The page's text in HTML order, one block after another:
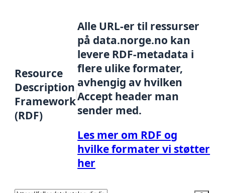
Resource
Description
Framework
(RDF)
Alle URL-er til ressurser
på data.norge.no kan
levere RDF-metadata i
flere ulike formater,
avhengig av hvilken
Accept header man
sender med.
Les mer om RDF og
hvilke formater vi støtter
her